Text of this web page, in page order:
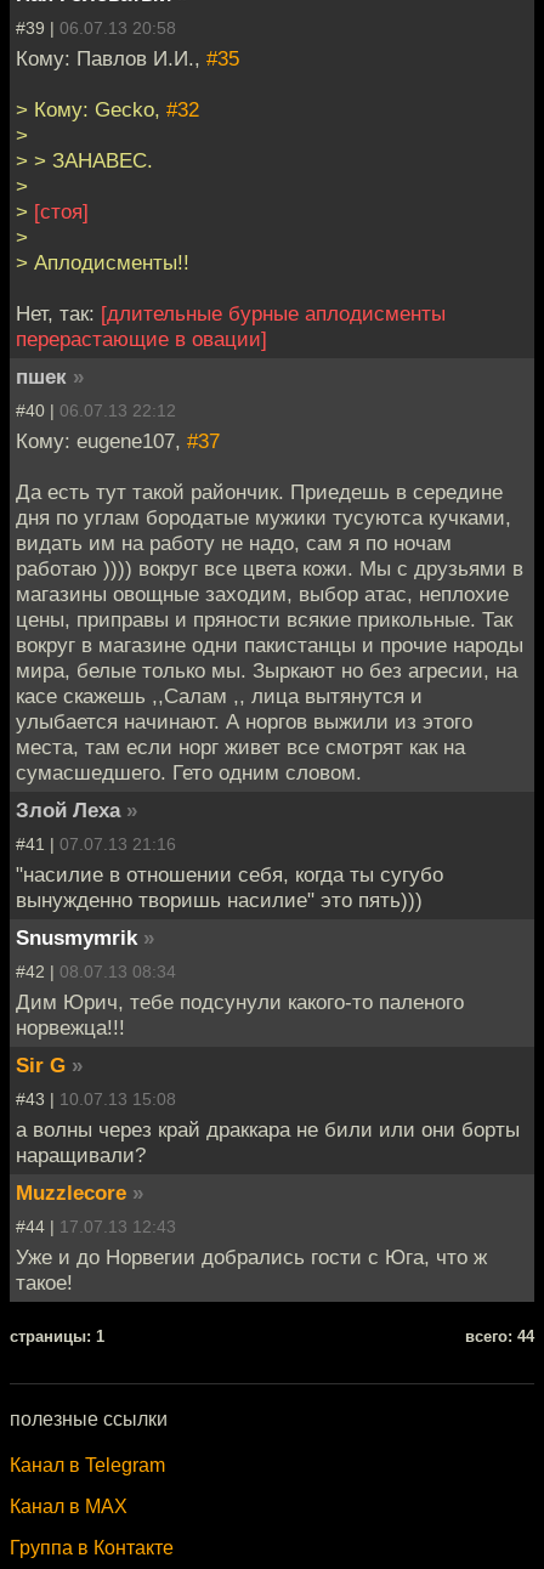
#39 | 06.07.13 20:58
Кому: Павлов И.И., #35
> Кому: Gecko, #32
>
> > ЗАНАВЕС.
>
> [стоя]
>
> Аплодисменты!!
Нет, так: [длительные бурные аплодисменты
перерастающие в овации]
пшек »
#40 | 06.07.13 22:12
Кому: eugene107, #37
Да есть тут такой райончик. Приедешь в середине
дня по углам бородатые мужики тусуютса кучками,
видать им на работу не надо, сам я по ночам
работаю )))) вокруг все цвета кожи. Мы с друзьями в
магазины овощные заходим, выбор атас, неплохие
цены, приправы и пряности всякие прикольные. Так
вокруг в магазине одни пакистанцы и прочие народы
мира, белые только мы. Зыркают но без агресии, на
касе скажешь ,,Салам ,, лица вытянутся и
улыбается начинают. А норгов выжили из этого
места, там если норг живет все смотрят как на
сумасшедшего. Гето одним словом.
Злой Леха »
#41 | 07.07.13 21:16
"насилие в отношении себя, когда ты сугубо
вынужденно творишь насилие" это пять)))
Snusmymrik »
#42 | 08.07.13 08:34
Дим Юрич, тебе подсунули какого-то паленого
норвежца!!!
Sir G »
#43 | 10.07.13 15:08
а волны через край драккара не били или они борты
наращивали?
Muzzlecore »
#44 | 17.07.13 12:43
Уже и до Норвегии добрались гости с Юга, что ж
такое!
cтраницы: 1 всего: 44
полезные ссылки
Канал в Telegram
Канал в MAX
Группа в Контакте